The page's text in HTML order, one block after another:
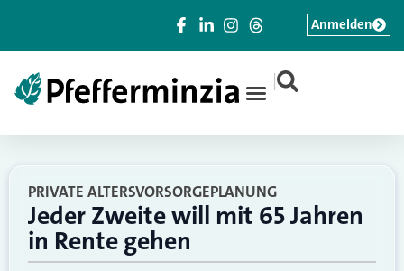
|
Anmelden
PRIVATE ALTERSVORSORGEPLANUNG
Jeder Zweite will mit 65 Jahren
in Rente gehen